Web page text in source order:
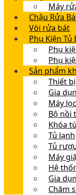
Máy
Chậu Rửa
Vòi rửa bát
Phụ Kiện Tủ
Phụ
Phụ
Sản phẩm
Thiết
Gia
Máy
Bộ nồi
Khóa
Tủ lạnh
Tủ
Máy
Hệ
Gia
Chăm